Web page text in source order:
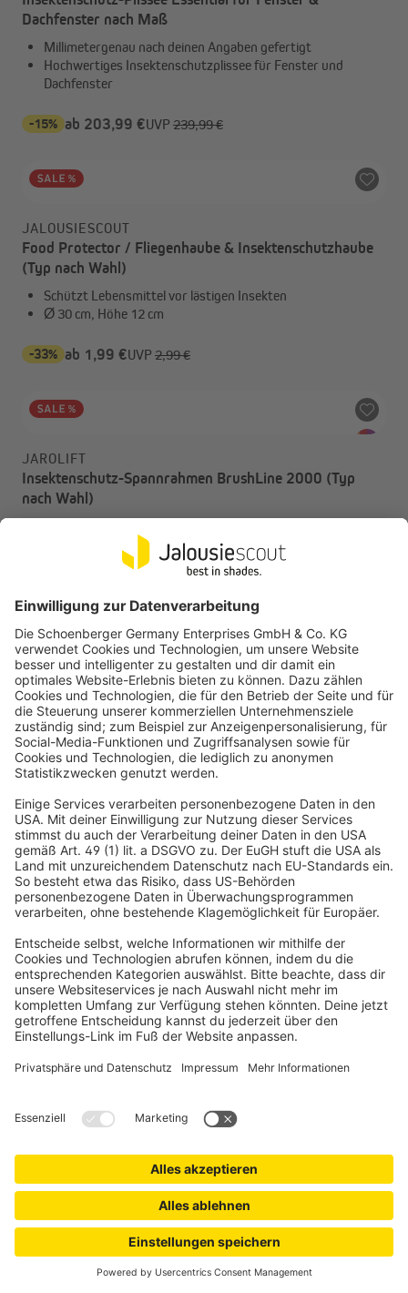
Dachfenster nach Maß
Millimetergenau nach deinen Angaben gefertigt
Hochwertiges Insektenschutzplissee für Fenster und
Dachfenster
-15% ab 203,99 €UVP 239,99 €
JALOUSIESCOUT
Food Protector / Fliegenhaube & Insektenschutzhaube
(Typ nach Wahl)
Schützt Lebensmittel vor lästigen Insekten
Ø 30 cm, Höhe 12 cm
-33% ab 1,99 €UVP 2,99 €
JAROLIFT
Insektenschutz-Spannrahmen BrushLine 2000 (Typ
nach Wahl)
Montage erfolgt in der lichten Öffnung des Fensterrahmens
-26% ab 36,99 €UVP49,99 €
JAROLIFT
Insektenschutz-Spannrahmen SlimLine für Fenster (Typ
nach Wahl)
Zuverlässiger Schutz gegen Insekten
-25% ab 26,99 € UVP35,99 €
JAROLIFT
Insektenschutzplissee Premium für Türen nach Maß
Millimetergenau in der EU gefertigt
Flexible, einfache Montage dank Klick-System
-10% ab 449,99 €UVP 499,99 €
Insektenschutz Spannrahmen ProfiLine nach Maß
Millimetergenau nach deinen Angaben gefertigt
4 Gewebe zur Auswahl: Standard, Anti-Pollen, Anti-
Feinstaub, "Katzengewebe"